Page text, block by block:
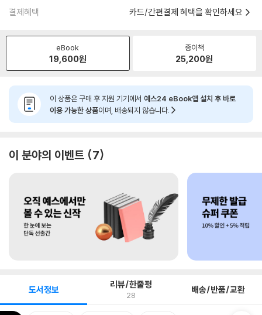
결제혜택 카드/간편결제 혜택을 확인하세요
eBook
19,600원
종이책
25,200원
이 상품은 구매 후 지원 기기에서 예스24 eBook앱 설치 후 바로
이용 가능한 상품이며, 배송되지 않습니다.
이 분야의 이벤트 7
도서정보 리뷰/한줄평
28 배송/반품/교환